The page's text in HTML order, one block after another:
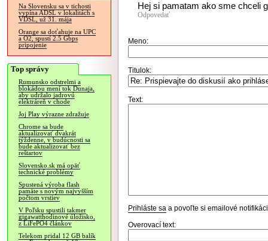
Na Slovensku sa v tichosti
vypína ADSL v lokalitách s
VDSL, už 31. mája
Orange sa doťahuje na UPC
a O2, spustí 2.5 Gbps
pripojenie
Top správy
Rumunsko odstrelmi a
blokádou mení tok Dunaja,
aby udržalo jadrovú
elektráreň v chode
Joj Play výrazne zdražuje
Chrome sa bude
aktualizovať dvakrát
týždenne, v budúcnosti sa
bude aktualizovať bez
reštartov
Slovensko.sk má opäť
technické problémy
Spustená výroba flash
pamäte s novým najvyšším
počtom vrstiev
V Poľsku spustili takmer
gigawatthodinové úložisko,
z LiFePO4 článkov
Telekom pridal 12 GB balík
Hej si pamatam ako sme chceli
Odpovedať
Meno:
Titulok:
Text:
Prihláste sa a povoľte si emailové
Overovací text: